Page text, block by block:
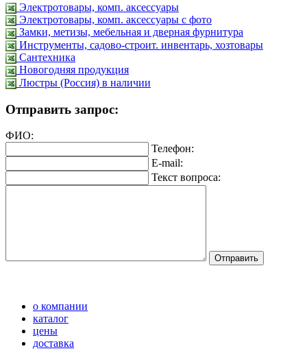
Электротовары, комп. аксессуары
Электротовары, комп. аксессуары с фото
Замки, метизы, мебельная и дверная фурнитура
Инструменты, садово-строит. инвентарь, хозтовары
Сантехника
Новогодняя продукция
Люстры (Россия) в наличии
Отправить запрос:
ФИО:
Телефон:
E-mail:
Текст вопроса:
о компании
каталог
цены
доставка